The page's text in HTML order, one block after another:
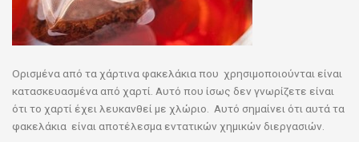
Ορισμένα από τα χάρτινα φακελάκια που χρησιμοποιούνται είναι
κατασκευασμένα από χαρτί. Αυτό που ίσως δεν γνωρίζετε είναι
ότι το χαρτί έχει λευκανθεί με χλώριο. Αυτό σημαίνει ότι αυτά τα
φακελάκια είναι αποτέλεσμα εντατικών χημικών διεργασιών.